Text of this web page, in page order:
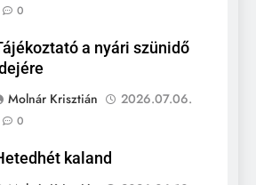
0
a nyári szünidő
Molnár Krisztián
2026.07.06.
0
kaland